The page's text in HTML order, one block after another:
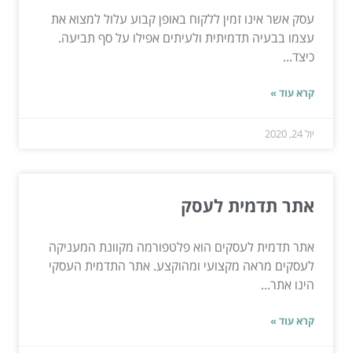
עסק אשר אינו זמין ללקוח באופן קבוע עלול למצוא את
עצמו בבעיה תדמיתית ולעיתים אפילו על סף תביעה.
כיצד...
קרא עוד »
יול 24, 2020
אתר תדמית לעסק
אתר תדמית לעסקים הוא פלטפורמה מקוונת המעניקה
לעסקים מראה מקצועי ומהוקצע. אתר התדמית העסקי
הינו אתר...
קרא עוד »